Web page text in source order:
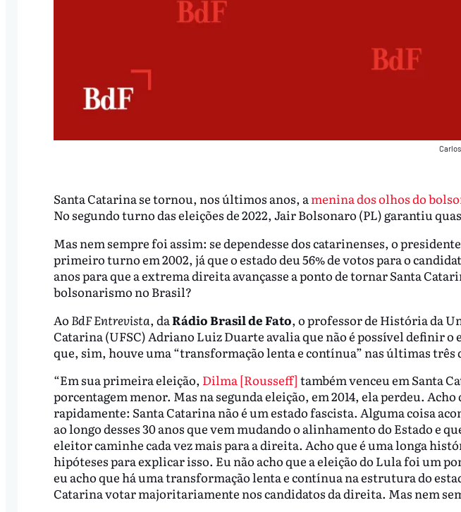
Santa Catarina se tornou, nos últimos anos, a menina dos olhos do
No segundo turno das eleições de 2022, Jair Bolsonaro (PL) garantiu
Mas nem sempre foi assim: se dependesse dos catarinenses, o
primeiro turno em 2002, já que o estado deu 56% de votos para o
anos para que a extrema direita avançasse a ponto de tornar Santa
bolsonarismo no Brasil?
Ao BdF Entrevista, daRádio Brasil de Fato, o professor de História da
Catarina (UFSC) Adriano Luiz Duarte avalia que não é possível definir o
que, sim, houve uma “transformação lenta e contínua” nas últimas três
“Em sua primeira eleição, Dilma [Rousseff] também venceu em Santa
porcentagem menor. Mas na segunda eleição, em 2014, ela perdeu.
rapidamente: Santa Catarina não é um estado fascista. Alguma coisa
ao longo desses 30 anos que vem mudando o alinhamento do Estado e
eleitor caminhe cada vez mais para a direita. Acho que é uma longa
hipóteses para explicar isso. Eu não acho que a eleição do Lula foi um
eu acho que há uma transformação lenta e contínua na estrutura do
Catarina votar majoritariamente nos candidatos da direita. Mas nem